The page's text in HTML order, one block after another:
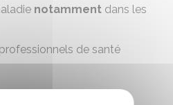
notamment dans les
de santé
une entreprise